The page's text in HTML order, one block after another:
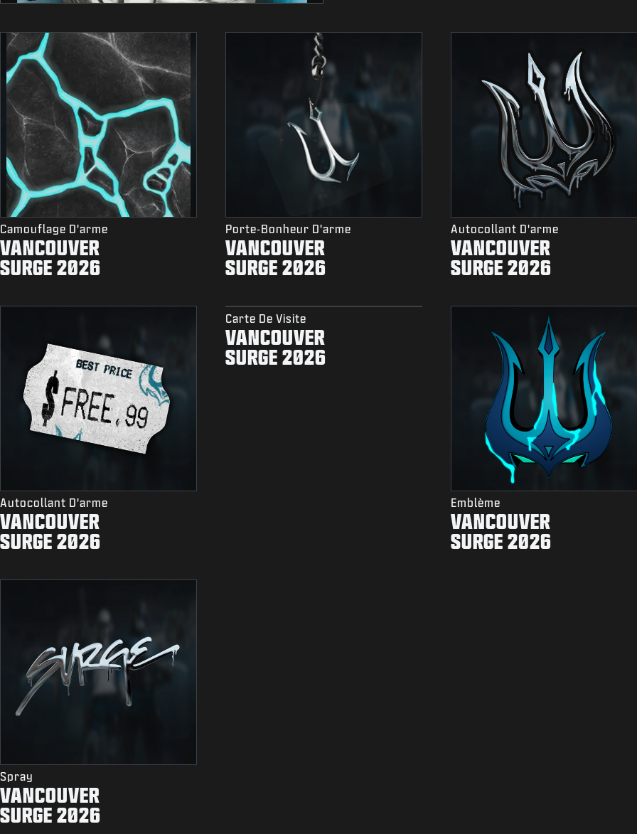
Camouflage D'arme
VANCOUVER
SURGE 2026
Porte-Bonheur D'arme
VANCOUVER
SURGE 2026
Autocollant D'arme
VANCOUVER
SURGE 2026
Autocollant D'arme
VANCOUVER
SURGE 2026
Carte De Visite
VANCOUVER
SURGE 2026
Emblème
VANCOUVER
SURGE 2026
Spray
VANCOUVER
SURGE 2026